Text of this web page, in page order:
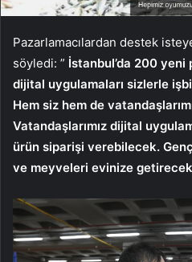
Pazarlamacılardan destek
söyledi: ” İstanbul’da 200 yeni
dijital uygulamaları sizlerle
Hem siz hem de
Vatandaşlarımız dijital
ürün siparişi verebilecek.
ve meyveleri evinize